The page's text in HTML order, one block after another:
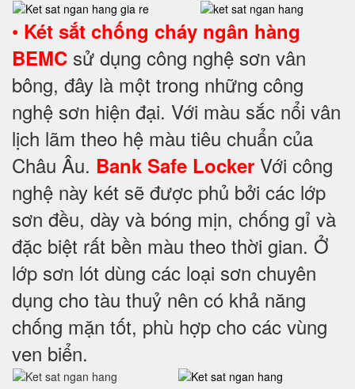
• Két sắt chống cháy ngân hàng
BEMC sử dụng công nghệ sơn vân
bông, đây là một trong những công
nghệ sơn hiện đại. Với màu sắc nổi vân
lịch lãm theo hệ màu tiêu chuẩn của
Châu Âu. Bank Safe Locker Với công
nghệ này két sẽ được phủ bởi các lớp
sơn đều, dày và bóng mịn, chống gỉ và
đặc biệt rất bền màu theo thời gian. Ở
lớp sơn lót dùng các loại sơn chuyên
dụng cho tàu thuỷ nên có khả năng
chống mặn tốt, phù hợp cho các vùng
ven biển.